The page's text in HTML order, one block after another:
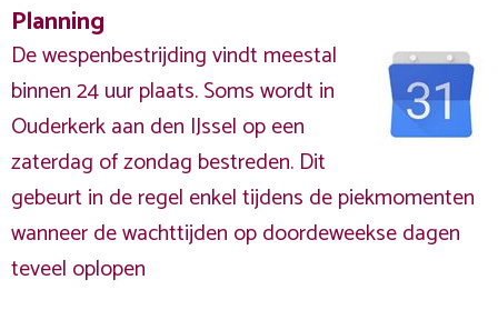
Planning
De wespenbestrijding vindt meestal
binnen 24 uur plaats. Soms wordt in
Ouderkerk aan den IJssel op een
zaterdag of zondag bestreden. Dit
gebeurt in de regel enkel tijdens de piekmomenten
wanneer de wachttijden op doordeweekse dagen
teveel oplopen